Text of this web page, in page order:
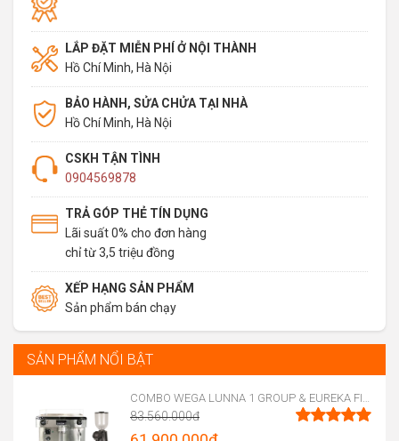
LẮP ĐẶT MIỄN PHÍ Ở NỘI THÀNH
Hồ Chí Minh, Hà Nội
BẢO HÀNH, SỬA CHỬA TẠI NHÀ
Hồ Chí Minh, Hà Nội
CSKH TẬN TÌNH
0904569878
TRẢ GÓP THẺ TÍN DỤNG
Lãi suất 0% cho đơn hàng
chỉ từ 3,5 triệu đồng
XẾP HẠNG SẢN PHẨM
Sản phẩm bán chạy
SẢN PHẨM NỔI BẬT
COMBO WEGA LUNNA 1 GROUP & EUREKA FIRENZE 75
83.560.000đ